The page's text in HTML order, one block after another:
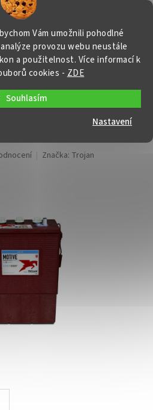
Vám umožnili pohodlné
provozu webu neustále
a použitelnost. Více informací k
cookies - ZDE
Souhlasím
Nastavení
KOŠÍK
L 16 E-AC,
Značka: Trojan